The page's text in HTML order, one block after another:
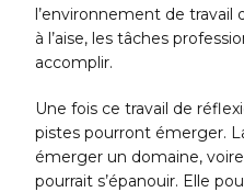
l’environnement de travail
à l’aise, les tâches
accomplir.
Une fois ce travail de
pistes pourront émerger.
émerger un domaine,
pourrait s’épanouir. Elle